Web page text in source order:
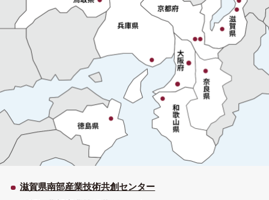
滋賀県南部産業技術共創センター